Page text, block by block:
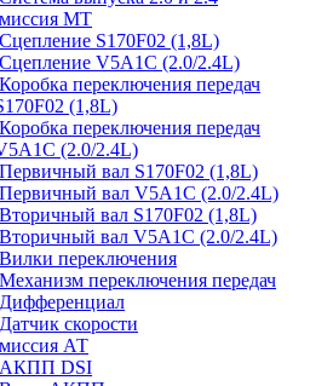
МТ
Сцепление S170F02 (1,8L)
Сцепление V5A1C (2.0/2.4L)
Коробка переключения передач
(1,8L)
Коробка переключения передач
(2.0/2.4L)
Первичный вал S170F02 (1,8L)
Первичный вал V5A1C (2.0/2.4L)
Вторичный вал S170F02 (1,8L)
Вторичный вал V5A1C (2.0/2.4L)
Вилки переключения
Механизм переключения передач
Дифференциал
Датчик скорости
АТ
АКПП DSI